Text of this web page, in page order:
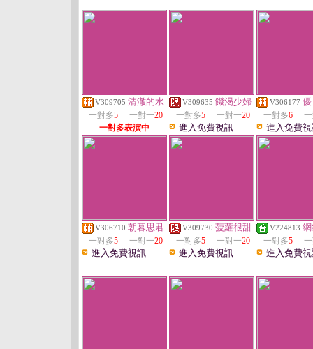
V309705 清澈的水
一對多5 一對一20
一對多表演中
V309635 饑渴少婦
一對多5 一對一20
進入免費視訊
V306177
一對多6
進入免費
V306710 朝暮思君
一對多5 一對一20
進入免費視訊
V309730 菠蘿很甜
一對多5 一對一20
進入免費視訊
V224813
一對多5
進入免費